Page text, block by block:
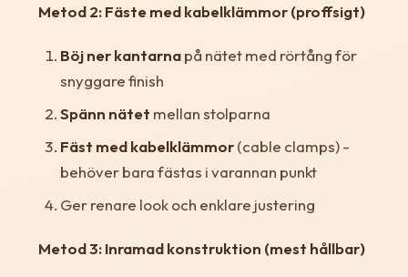
Metod 2: Fäste med kabelklämmor (proffsigt)
Böj ner kantarnapå nätet med rörtång för
snyggare finish
Spänn nätet mellan stolparna
Fäst med kabelklämmor(cable clamps) -
behöver bara fästas i varannan punkt
Ger renare look och enklare justering
Metod 3: Inramad konstruktion (mest hållbar)